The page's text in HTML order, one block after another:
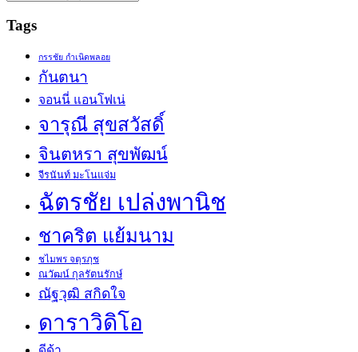
Tags
กรรชัย กำเนิดพลอย
กันตนา
จอนนี่ แอนโฟเน่
จารุณี สุขสวัสดิ์
จินตหรา สุขพัฒน์
จีรนันท์ มะโนแจ่ม
ฉัตรชัย เปล่งพานิช
ชาคริต แย้มนาม
ชไมพร จตุรภุช
ณวัฒน์ กุลรัตนรักษ์
ณัฐวุฒิ สกิดใจ
ดาราวิดิโอ